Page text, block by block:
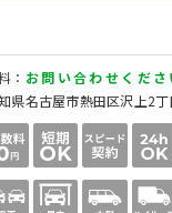
： お問い合わせくださ
県名古屋市熱田区沢上2丁